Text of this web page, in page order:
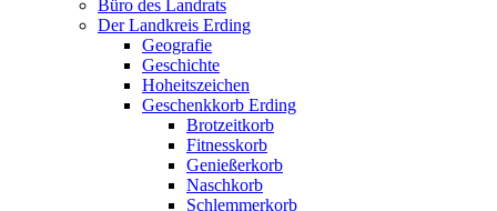
Büro des Landrats
Der Landkreis Erding
Geografie
Geschichte
Hoheitszeichen
Geschenkkorb Erding
Brotzeitkorb
Fitnesskorb
Genießerkorb
Naschkorb
Schlemmerkorb